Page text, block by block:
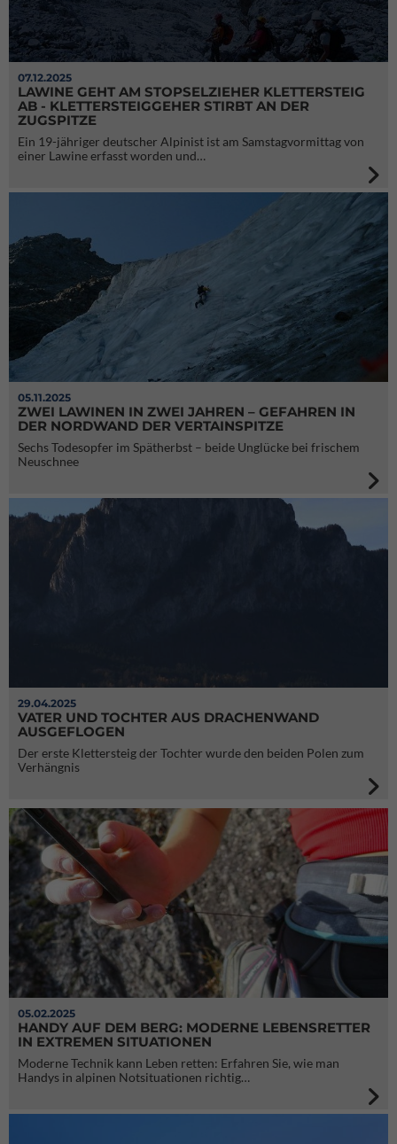
07.12.2025
LAWINE GEHT AM STOPSELZIEHER KLETTERSTEIG
AB - KLETTERSTEIGGEHER STIRBT AN DER
ZUGSPITZE
Ein 19-jähriger deutscher Alpinist ist am Samstagvormittag von
einer Lawine erfasst worden und…
05.11.2025
ZWEI LAWINEN IN ZWEI JAHREN – GEFAHREN IN
DER NORDWAND DER VERTAINSPITZE
Sechs Todesopfer im Spätherbst – beide Unglücke bei frischem
Neuschnee
29.04.2025
VATER UND TOCHTER AUS DRACHENWAND
AUSGEFLOGEN
Der erste Klettersteig der Tochter wurde den beiden Polen zum
Verhängnis
05.02.2025
HANDY AUF DEM BERG: MODERNE LEBENSRETTER
IN EXTREMEN SITUATIONEN
Moderne Technik kann Leben retten: Erfahren Sie, wie man
Handys in alpinen Notsituationen richtig…